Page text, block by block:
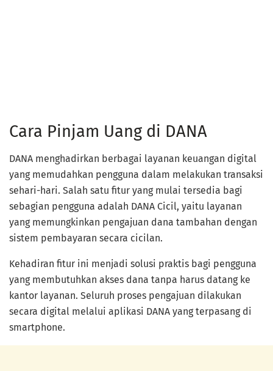
Cara Pinjam Uang di DANA
DANA menghadirkan berbagai layanan keuangan digital
yang memudahkan pengguna dalam melakukan transaksi
sehari-hari. Salah satu fitur yang mulai tersedia bagi
sebagian pengguna adalah DANA Cicil, yaitu layanan
yang memungkinkan pengajuan dana tambahan dengan
sistem pembayaran secara cicilan.
Kehadiran fitur ini menjadi solusi praktis bagi pengguna
yang membutuhkan akses dana tanpa harus datang ke
kantor layanan. Seluruh proses pengajuan dilakukan
secara digital melalui aplikasi DANA yang terpasang di
smartphone.